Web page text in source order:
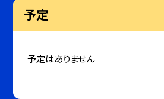
予定
予定はありません